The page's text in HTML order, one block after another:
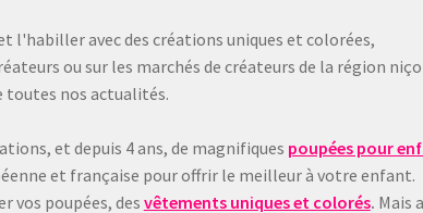
l'habiller avec des créations uniques et colorées,
ou sur les marchés de créateurs de la région
toutes nos actualités.
et depuis 4 ans, de magnifiques poupées pour
et française pour offrir le meilleur à votre enfant.
vos poupées, des vêtements uniques et colorés. Mais